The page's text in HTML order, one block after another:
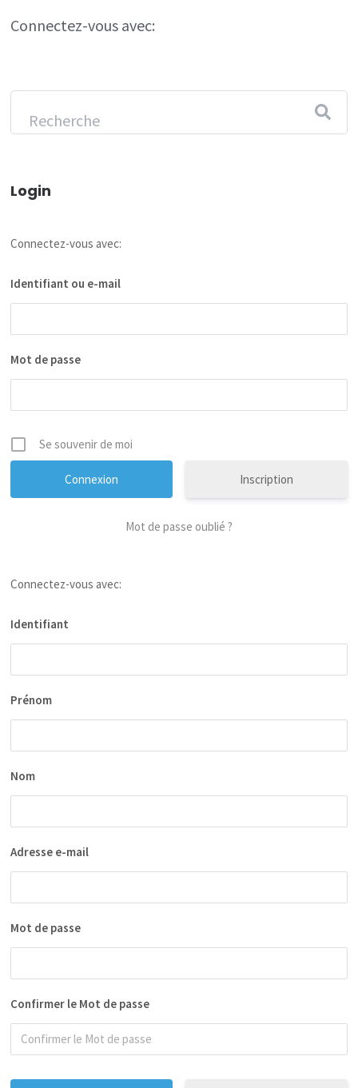
Connectez-vous avec:
Login
Connectez-vous avec:
Identifiant ou e-mail
Mot de passe
Se souvenir de moi
Inscription
Mot de passe oublié ?
Connectez-vous avec:
Identifiant
Prénom
Nom
Adresse e-mail
Mot de passe
Confirmer le Mot de passe